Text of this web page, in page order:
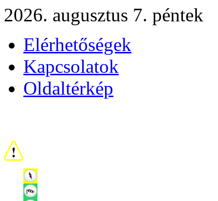
2026. augusztus 7. péntek
Elérhetőségek
Kapcsolatok
Oldaltérkép